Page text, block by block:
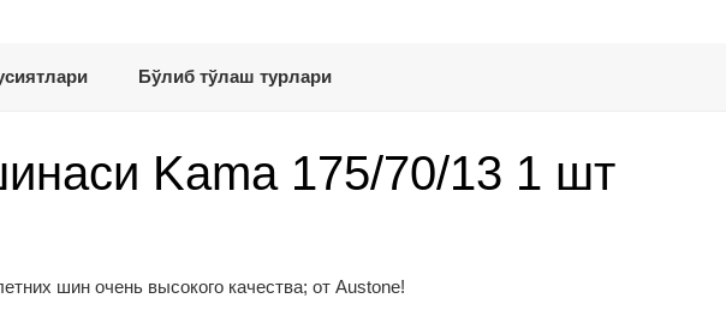
Бўлиб тўлаш турлари
Kama 175/70/13 1 шт
шин очень высокого качества; от Austone!